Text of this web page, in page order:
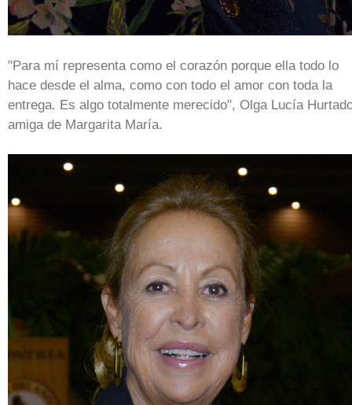
"Para mí representa como el corazón porque ella todo lo
hace desde el alma, como con todo el amor con toda la
entrega. Es algo totalmente merecido", Olga Lucía
amiga de Margarita María.